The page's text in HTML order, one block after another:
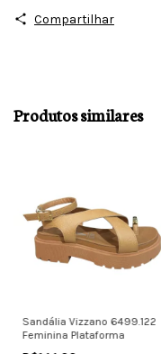
Compartilhar
Produtos similares
Sandália Vizzano 6499.122
Feminina Plataforma